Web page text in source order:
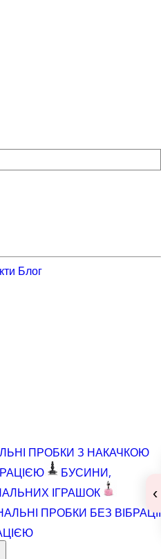
Блог
ПРОБКИ З НАКАЧКОЮ
БУСИНИ,
ІГРАШОК
ПРОБКИ БЕЗ ВІБРАЦІЇ
‹